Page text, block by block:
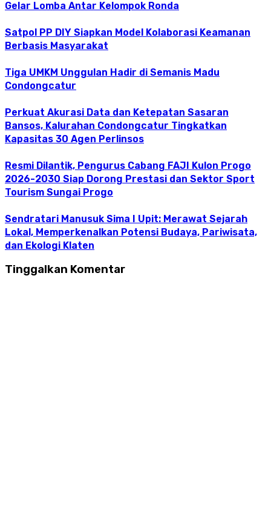
Gelar Lomba Antar Kelompok Ronda
Satpol PP DIY Siapkan Model Kolaborasi Keamanan
Berbasis Masyarakat
Tiga UMKM Unggulan Hadir di Semanis Madu
Condongcatur
Perkuat Akurasi Data dan Ketepatan Sasaran
Bansos, Kalurahan Condongcatur Tingkatkan
Kapasitas 30 Agen Perlinsos
Resmi Dilantik, Pengurus Cabang FAJI Kulon Progo
2026-2030 Siap Dorong Prestasi dan Sektor Sport
Tourism Sungai Progo
Sendratari Manusuk Sima I Upit: Merawat Sejarah
Lokal, Memperkenalkan Potensi Budaya, Pariwisata,
dan Ekologi Klaten
Tinggalkan Komentar